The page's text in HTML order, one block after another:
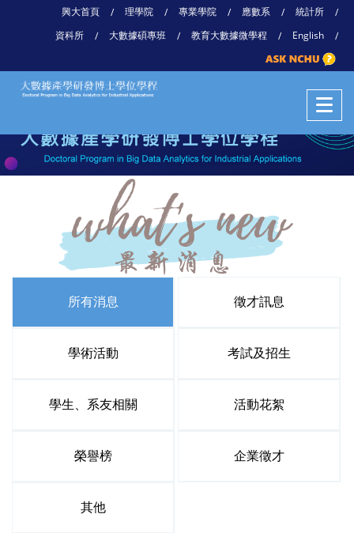
興大首頁 / 理學院 / 專業學院 / 應數系 / 統計所
/
資科所
/ 大數據碩專班 / 教育大數據微學程 / English /
所有消息 徵才訊息
學術活動 考試及招生
學生、系友相關 活動花絮
榮譽榜 企業徵才
其他